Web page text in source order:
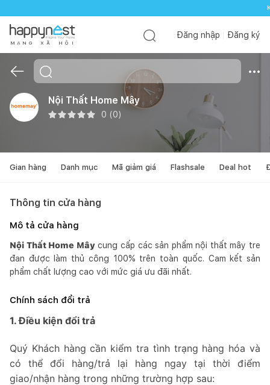
M Ạ N G X Ã H Ộ I
Đăng nhập Đăng ký
Nội Thất Home Mây
0 (0)
Gian hàng Danh mục Mã giảm giá Flashsale Deal hot
Thông tin cửa hàng
Mô tả cửa hàng
Nội Thất Home Mâycung cấp các sản phẩm nội thất mây tre
đan được làm thủ công 100% trên toàn quốc. Cam kết sản
phẩm chất lượng cao với mức giá ưu đãi nhất.
Chính sách đổi trả
1. Điều kiện đổi trả
Quý Khách hàng cần kiểm tra tình trạng hàng hóa và
có thể đổi hàng/trả lại hàng ngay tại thời điểm
giao/nhận hàng trong những trường hợp sau: